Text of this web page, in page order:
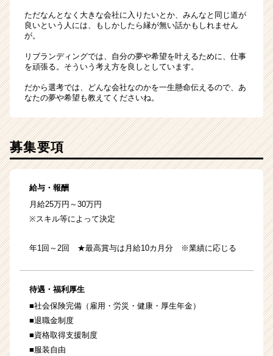
ただなんとなく大きな会社に入りたいとか、みんなと同じ道が
良いという人には、もしかしたら縁が無い話かもしれません
が。
リブランディングでは、自分の夢や希望を叶えるために、仕事
を頑張る。そういう考え方を良しとしています。
だから選考では、どんな会社なのかを一生懸命伝えるので、あ
なたの夢や希望も教えてくださいね。
募集要項
給与・報酬
月給25万円～30万円
※スキル等によって決定
年1回～2回 ★最高賞与は月給10カ月分 ※業績に応じる
待遇・福利厚生
■社会保険完備（雇用・労災・健康・厚生年金）
■退職金制度
■資格取得支援制度
■服装自由